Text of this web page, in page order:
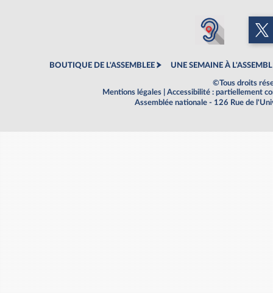
BOUTIQUE DE L'ASSEMBLEE UNE SEMAINE À
©Tous droits
Mentions légales
Accessibilité : partiellement
Assemblée nationale - 126 Rue de